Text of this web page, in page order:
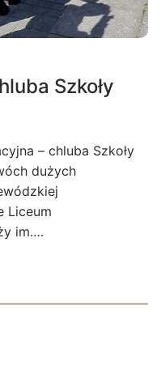
Szkoły
– chluba Szkoły
dużych
Liceum
im.…